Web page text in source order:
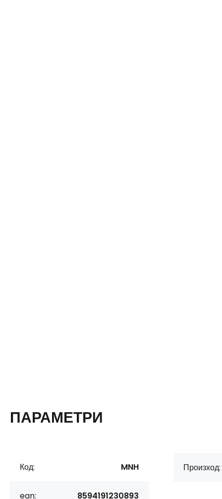
ПАРАМЕТРИ
Код: MNH
ean: 8594191230893
Произход: